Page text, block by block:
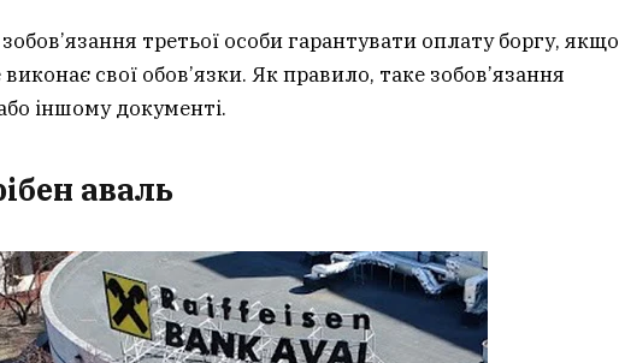
третьої особи гарантувати оплату боргу, якщо
свої обов’язки. Як правило, таке зобов’язання
іншому документі.
аваль